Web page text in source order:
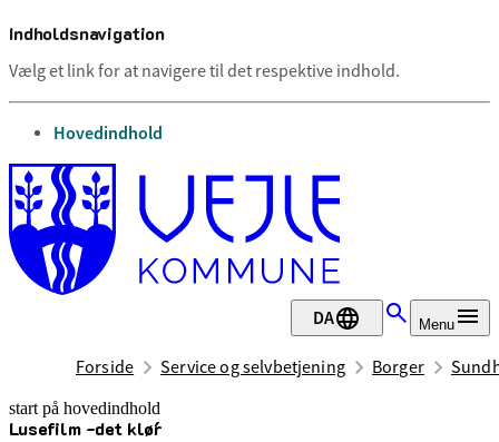
Indholdsnavigation
Vælg et link for at navigere til det respektive indhold.
gå til
Hovedindhold
DA Menu
Forside Service og selvbetjening Borger
start på hovedindhold
Lusefilm -det klø´r
senest opdateret 9. december 2025